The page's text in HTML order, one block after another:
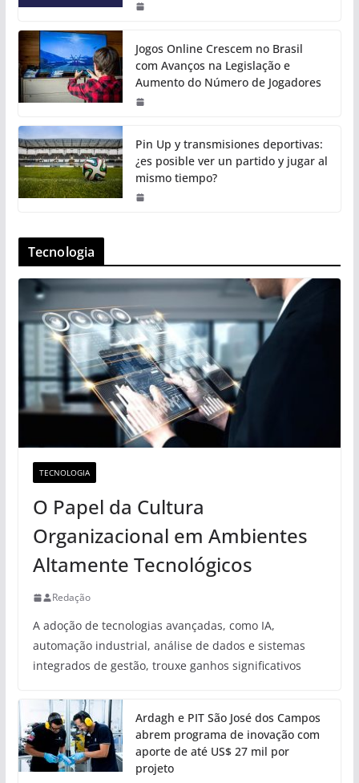
Jogos Online Crescem no Brasil
com Avanços na Legislação e
Aumento do Número de Jogadores
Pin Up y transmisiones deportivas:
¿es posible ver un partido y jugar al
mismo tiempo?
Tecnologia
TECNOLOGIA
O Papel da Cultura
Organizacional em Ambientes
Altamente Tecnológicos
Redação
A adoção de tecnologias avançadas, como IA,
automação industrial, análise de dados e sistemas
integrados de gestão, trouxe ganhos significativos
Ardagh e PIT São José dos Campos
abrem programa de inovação com
aporte de até US$ 27 mil por
projeto